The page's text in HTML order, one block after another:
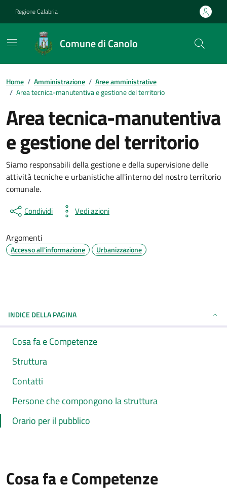
Regione Calabria
Comune di Canolo
Home / Amministrazione / Aree amministrative
/ Area tecnica-manutentiva e gestione del territorio
Area tecnica-manutentiva
e gestione del territorio
Siamo responsabili della gestione e della supervisione delle
attività tecniche e urbanistiche all'interno del nostro territorio
comunale.
Condividi Vedi azioni
Argomenti
Accesso all'informazione Urbanizzazione
INDICE DELLA PAGINA
Cosa fa e Competenze
Struttura
Contatti
Persone che compongono la struttura
Orario per il pubblico
Cosa fa e Competenze